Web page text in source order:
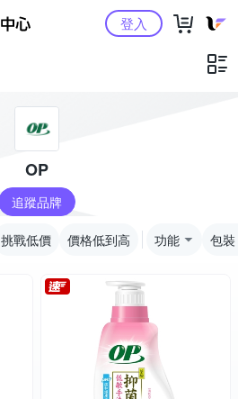
Yahoo購物中心登入
OP
追蹤品牌
挑戰低價 價格低到高 功能 包裝